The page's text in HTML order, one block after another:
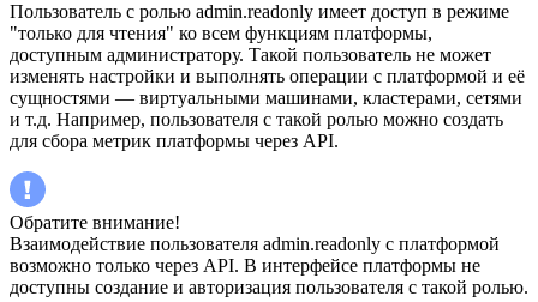
Пользователь с ролью admin.readonly имеет доступ в режиме
"только для чтения" ко всем функциям платформы,
доступным администратору. Такой пользователь не может
изменять настройки и выполнять операции с платформой и её
сущностями — виртуальными машинами, кластерами, сетями
и т.д. Например, пользователя с такой ролью можно создать
для сбора метрик платформы через API.
Обратите внимание!
Взаимодействие пользователя admin.readonly с платформой
возможно только через API. В интерфейсе платформы не
доступны создание и авторизация пользователя с такой ролью.